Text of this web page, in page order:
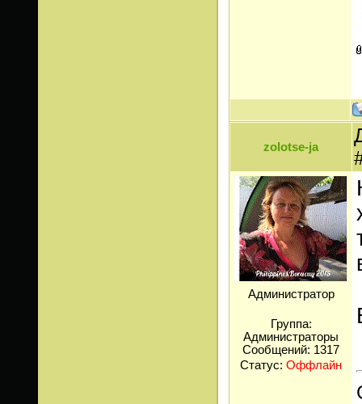
zolotse-ja
Администратор
Группа:
Администраторы
Сообщений: 1317
Статус: Оффлайн